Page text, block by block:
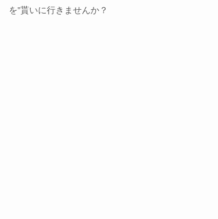
を”貰いに行きませんか？